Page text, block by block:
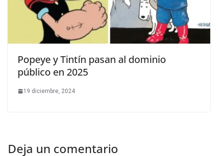
Popeye y Tintín pasan al dominio
público en 2025
19 diciembre, 2024
Deja un comentario